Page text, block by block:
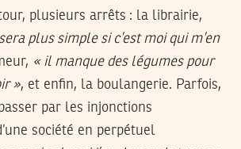
plusieurs arrêts : la librairie,
plus simple si c’est moi qui m’en
« il manque des légumes pour
», et enfin, la boulangerie. Parfois,
par les injonctions
société en perpétuel